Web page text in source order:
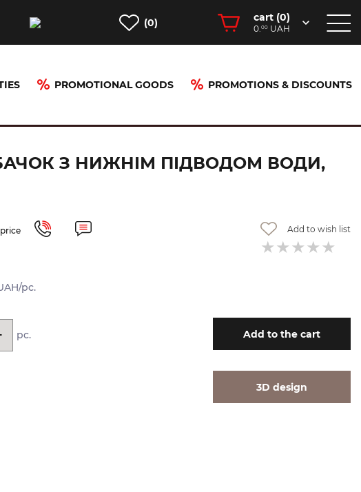
(0) cart (0)
0.00 UAH
PROMOTIONAL GOODS PROMOTIONS & DISCOUNTS
+ бачок з нижнім підводом води, білий (100313084)
БАЧОК З НИЖНІМ ПІДВОДОМ ВОДИ,
Add to wish list
pc.
pc. Add to the cart
3D design